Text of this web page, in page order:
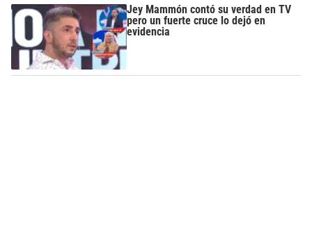
Jey Mammón contó su verdad en TV
pero un fuerte cruce lo dejó en
evidencia